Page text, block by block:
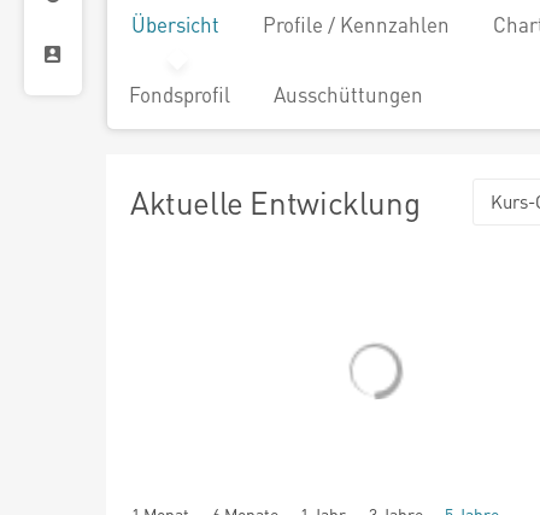
Übersicht Profile / Kennzahlen
Fondsprofil Ausschüttungen
Aktuelle Entwicklung Kurs-